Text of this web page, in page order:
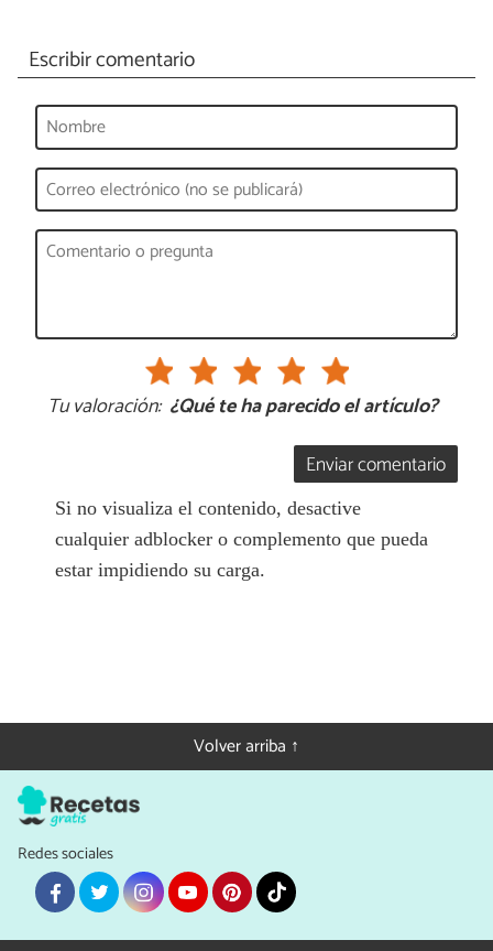
Escribir comentario
Tu valoración: ¿Qué te ha parecido el artículo?
Enviar comentario
Si no visualiza el contenido, desactive
cualquier adblocker o complemento que pueda
estar impidiendo su carga.
Volver arriba ↑
Redes sociales